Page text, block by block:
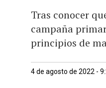
Tras conocer
campaña
principios de
4 de agosto de 2022 -